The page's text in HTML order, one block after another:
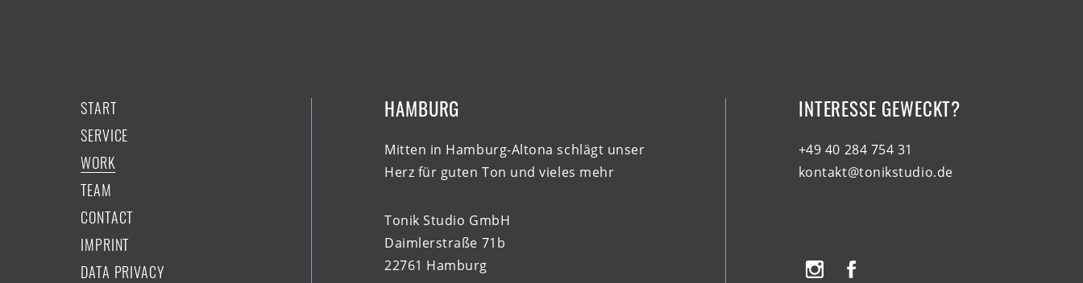
START
SERVICE
WORK
TEAM
CONTACT
IMPRINT
DATA PRIVACY
HAMBURG
Mitten in Hamburg-Altona schlägt unser
Herz für guten Ton und vieles mehr
Tonik Studio GmbH
Daimlerstraße 71b
22761 Hamburg
INTERESSE GEWECKT?
+49 40 284 754 31
kontakt@tonikstudio.de